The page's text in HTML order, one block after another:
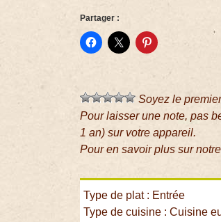
Partager :
Soyez le
Pour laisser une note, pas
1 an) sur votre appareil.
Pour en savoir plus sur
Type de plat : Entrée
Type de cuisine : Cuisine